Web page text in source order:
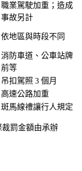
職業駕駛加重；造成
事故另計
依地區與時段不同
消防車道、公車站牌
前等
吊扣駕照 3 個月
高速公路加重
斑馬線禮讓行人規定
罰金額由承辦